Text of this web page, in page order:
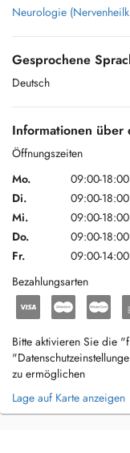
Neurologie
Gesprochene
Deutsch
Informationen über
Öffnungszeiten
Mo.
09:00-18:00
Di.
09:00-18:00
Mi.
09:00-18:00
Do.
09:00-18:00
Fr.
09:00-14:00
Bezahlungsarten
Bitte aktivieren Sie die
zu ermöglichen
Lage auf Karte anzeigen